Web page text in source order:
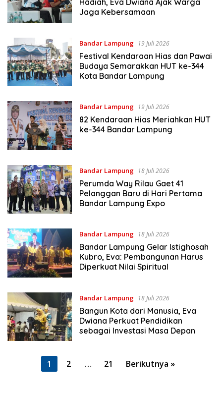
Hadiah, Eva Dwiana Ajak Warga
Jaga Kebersamaan
Bandar Lampung 19 Juli 2026
Festival Kendaraan Hias dan Pawai
Budaya Semarakkan HUT ke-344
Kota Bandar Lampung
Bandar Lampung 19 Juli 2026
82 Kendaraan Hias Meriahkan HUT
ke-344 Bandar Lampung
Bandar Lampung 18 Juli 2026
Perumda Way Rilau Gaet 41
Pelanggan Baru di Hari Pertama
Bandar Lampung Expo
Bandar Lampung 18 Juli 2026
Bandar Lampung Gelar Istighosah
Kubro, Eva: Pembangunan Harus
Diperkuat Nilai Spiritual
Bandar Lampung 18 Juli 2026
Bangun Kota dari Manusia, Eva
Dwiana Perkuat Pendidikan
sebagai Investasi Masa Depan
Paginasi
1 2 … 21 Berikutnya »